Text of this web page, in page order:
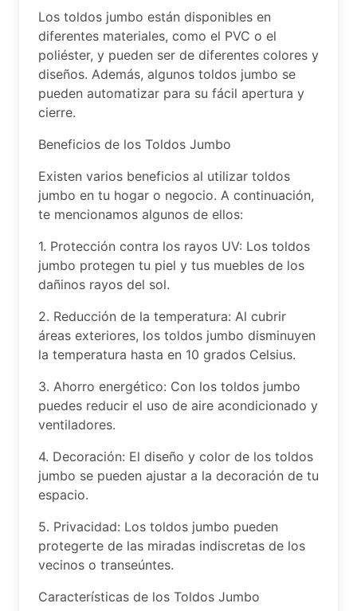
Los toldos jumbo están disponibles en
diferentes materiales, como el PVC o el
poliéster, y pueden ser de diferentes colores y
diseños. Además, algunos toldos jumbo se
pueden automatizar para su fácil apertura y
cierre.
Beneficios de los Toldos Jumbo
Existen varios beneficios al utilizar toldos
jumbo en tu hogar o negocio. A continuación,
te mencionamos algunos de ellos:
1. Protección contra los rayos UV: Los toldos
jumbo protegen tu piel y tus muebles de los
dañinos rayos del sol.
2. Reducción de la temperatura: Al cubrir
áreas exteriores, los toldos jumbo disminuyen
la temperatura hasta en 10 grados Celsius.
3. Ahorro energético: Con los toldos jumbo
puedes reducir el uso de aire acondicionado y
ventiladores.
4. Decoración: El diseño y color de los toldos
jumbo se pueden ajustar a la decoración de tu
espacio.
5. Privacidad: Los toldos jumbo pueden
protegerte de las miradas indiscretas de los
vecinos o transeúntes.
Características de los Toldos Jumbo